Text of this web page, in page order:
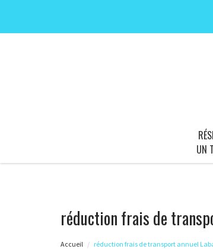
UN
réduction frais de
Accueil réduction frais de transport annuel